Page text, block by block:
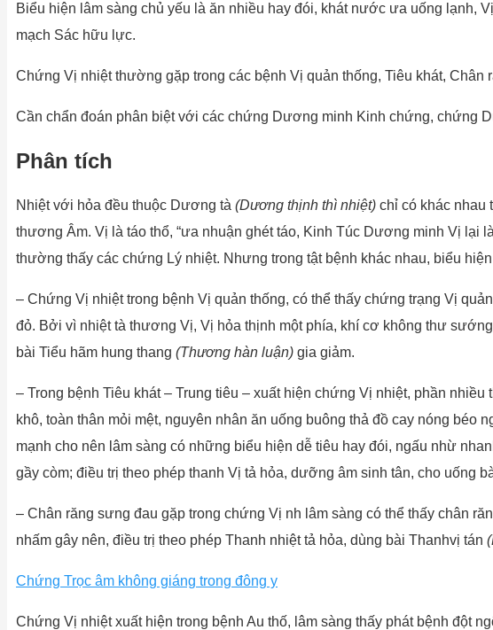
Biểu hiện lâm sàng chủ yếu là ăn nhiều hay đói, khát nước ưa uống lạnh,
mạch Sác hữu lực.
Chứng Vị nhiệt thường gặp trong các bệnh Vị quản thống, Tiêu khát, Chân
Cần chẩn đoán phân biệt với các chứng Dương minh Kinh chứng, chứng
Phân tích
Nhiệt với hỏa đều thuộc Dương tà (Dương thịnh thì nhiệt) chỉ có khác nhau
thương Âm. Vị là táo thổ, “ưa nhuận ghét táo, Kinh Túc Dương minh Vị lại
thường thấy các chứng Lý nhiệt. Nhưng trong tật bệnh khác nhau, biểu
– Chứng Vị nhiệt trong bệnh Vị quản thống, có thể thấy chứng trạng Vị
đỏ. Bởi vì nhiệt tà thương Vị, Vị hỏa thịnh một phía, khí cơ không thư
bài Tiểu hãm hung thang (Thương hàn luận) gia giảm.
– Trong bệnh Tiêu khát – Trung tiêu – xuất hiện chứng Vị nhiệt, phần
khô, toàn thân mỏi mệt, nguyên nhân ăn uống buông thả đồ cay nóng béo
mạnh cho nên lâm sàng có những biểu hiện dễ tiêu hay đói, ngấu nhừ
gầy còm; điều trị theo phép thanh Vị tả hỏa, dưỡng âm sinh tân, cho uống
– Chân răng sưng đau gặp trong chứng Vị nh lâm sàng có thể thấy chân
nhấm gây nên, điều trị theo phép Thanh nhiệt tả hỏa, dùng bài Thanhvị tán
Chứng Trọc âm không giáng trong đông y
Chứng Vị nhiệt xuất hiện trong bệnh Au thố, lâm sàng thấy phát bệnh đột